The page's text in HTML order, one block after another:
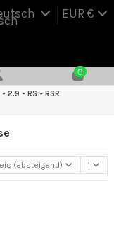
EUR €
0
2.9 - RS - RSR
(absteigend) 1